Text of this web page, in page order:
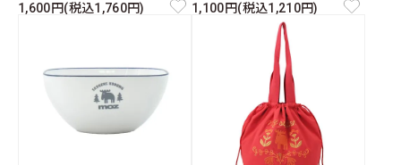
1,600円(税込1,760円)
1,100円(税込1,210円)